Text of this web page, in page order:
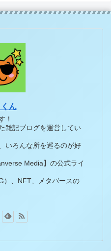
ん
！
雑記ブログを運営してい
いろんな所を巡るのが好
Media】の公式ライ
）、NFT、メタバースの